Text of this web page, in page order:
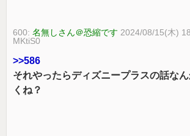
600:名無しさん＠恐縮です 2024/08/15(木)
MKtiS0
>>586
それやったらディズニープラスの話な
くね？